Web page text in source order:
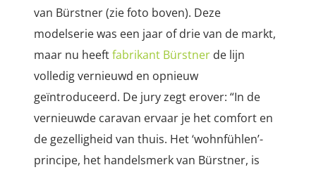
van Bürstner (zie foto boven). Deze
modelserie was een jaar of drie van de markt,
maar nu heeftfabrikant Bürstner de lijn
volledig vernieuwd en opnieuw
geïntroduceerd. De jury zegt erover: “In de
vernieuwde caravan ervaar je het comfort en
de gezelligheid van thuis. Het ‘wohnfühlen’-
principe, het handelsmerk van Bürstner, is